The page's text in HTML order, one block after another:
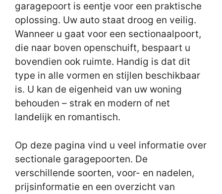
garagepoort is eentje voor een praktische
oplossing. Uw auto staat droog en veilig.
Wanneer u gaat voor een sectionaalpoort,
die naar boven openschuift, bespaart u
bovendien ook ruimte. Handig is dat dit
type in alle vormen en stijlen beschikbaar
is. U kan de eigenheid van uw woning
behouden – strak en modern of net
landelijk en romantisch.
Op deze pagina vind u veel informatie over
sectionale garagepoorten. De
verschillende soorten, voor- en nadelen,
prijsinformatie en een overzicht van